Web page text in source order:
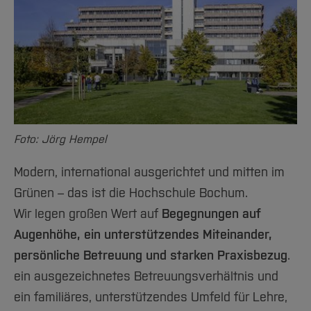
verfügst Du über einen Berufsabschluss und
einen Bachelor-Abschluss!
[Inhalt zuklappen]
deines dualen Studiums. So sparst du noch
mehr Zeit.
Vollzeit Plus wird im Studiengang
Umweltinformatik ausschließlich mit dem
Studienprofil Geoinformatik angeboten.
Verlauf
[Inhalt zuklappen]
Foto: Jörg Hempel
Modern, international ausgerichtet und mitten im
Grünen – das ist die Hochschule Bochum.
Wir legen großen Wert auf Begegnungen auf
Augenhöhe, ein unterstützendes Miteinander,
persönliche Betreuung und starken Praxisbezug.
ein ausgezeichnetes Betreuungsverhältnis und
ein familiäres, unterstützendes Umfeld für Lehre,